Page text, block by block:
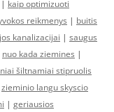
| kaip optimizuoti
reikmenys | buitis
kanalizacijai | saugus
nuo kada ziemines |
šiltnamiai stipruolis
zieminio langu skyscio
| geriausios